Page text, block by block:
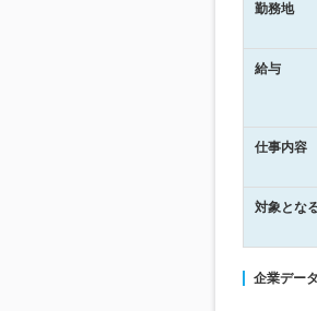
勤務地
給与
仕事内容
対象とな
企業データ